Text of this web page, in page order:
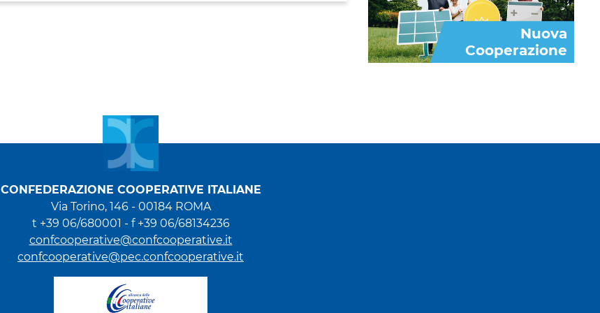
Nuova
Cooperazione
CONFEDERAZIONE COOPERATIVE ITALIANE
Via Torino, 146 - 00184 ROMA
t +39 06/680001 - f +39 06/68134236
confcooperative@confcooperative.it
confcooperative@pec.confcooperative.it